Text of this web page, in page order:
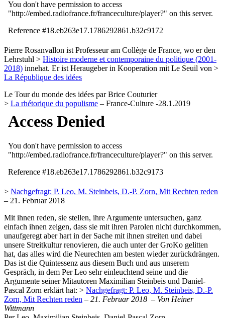
Pierre Rosanvallon ist Professeur am Collège de France, wo er den
Lehrstuhl > Histoire moderne et contemporaine du politique (2001-
2018) innehat. Er ist Heraugeber in Kooperation mit Le Seuil von >
La République des idées
Le Tour du monde des idées par Brice Couturier
> La rhétorique du populisme – France-Culture -28.1.2019
> Nachgefragt: P. Leo, M. Steinbeis, D.-P. Zorn, Mit Rechten reden
– 21. Februar 2018
Mit ihnen reden, sie stellen, ihre Argumente untersuchen, ganz
einfach ihnen zeigen, dass sie mit ihren Parolen nicht durchkommen,
unaufgeregt aber hart in der Sache mit ihnen streiten und dabei
unsere Streitkultur renovieren, die auch unter der GroKo gelitten
hat, das alles wird die Neurechten am besten wieder zurückdrängen.
Das ist die Quintessenz aus diesem Buch und aus unserem
Gespräch, in dem Per Leo sehr einleuchtend seine und die
Argumente seiner Mitautoren Maximilian Steinbeis und Daniel-
Pascal Zorn erklärt hat: > Nachgefragt: P. Leo, M. Steinbeis, D.-P.
Zorn, Mit Rechten reden – 21. Februar 2018 – Von Heiner
Wittmann